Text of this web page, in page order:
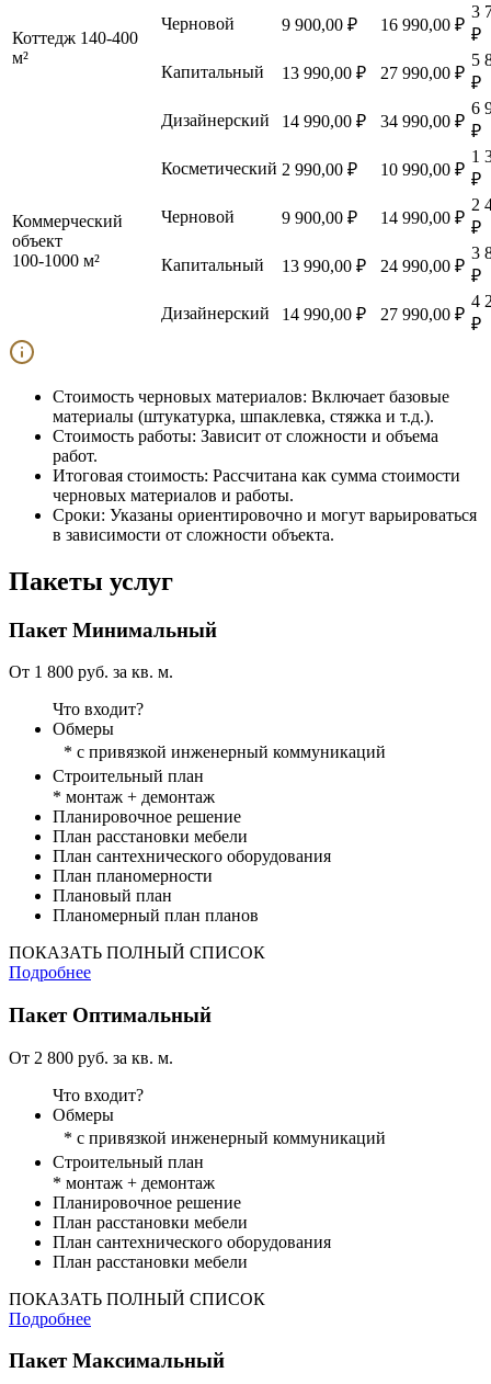
Коттедж 140-400
м²
Черновой
9 900,00 ₽ 16 990,00 ₽
3
₽
Капитальный
13 990,00 ₽ 27 990,00 ₽
5
₽
Дизайнерский
14 990,00 ₽ 34 990,00 ₽
6
₽
Коммерческий
объект
100-1000 м²
Косметический 2 990,00 ₽ 10 990,00 ₽
1
₽
Черновой
9 900,00 ₽ 14 990,00 ₽
2
₽
Капитальный
13 990,00 ₽ 24 990,00 ₽
3
₽
Дизайнерский
14 990,00 ₽ 27 990,00 ₽
4
₽
Стоимость черновых материалов: Включает базовые
материалы (штукатурка, шпаклевка, стяжка и т.д.).
Стоимость работы: Зависит от сложности и объема
работ.
Итоговая стоимость: Рассчитана как сумма стоимости
черновых материалов и работы.
Сроки: Указаны ориентировочно и могут варьироваться
в зависимости от сложности объекта.
Пакеты услуг
ПакетМинимальный
От 1 800 руб. за кв. м.
Что входит?
Обмеры
* с привязкой инженерный коммуникаций
Строительный план
* монтаж + демонтаж
Планировочное решение
План расстановки мебели
План сантехнического оборудования
План планомерности
Плановый план
Планомерный план планов
ПОКАЗАТЬ ПОЛНЫЙ СПИСОК
Подробнее
ПакетОптимальный
От 2 800 руб. за кв. м.
Что входит?
Обмеры
* с привязкой инженерный коммуникаций
Строительный план
* монтаж + демонтаж
Планировочное решение
План расстановки мебели
План сантехнического оборудования
План расстановки мебели
ПОКАЗАТЬ ПОЛНЫЙ СПИСОК
Подробнее
ПакетМаксимальный